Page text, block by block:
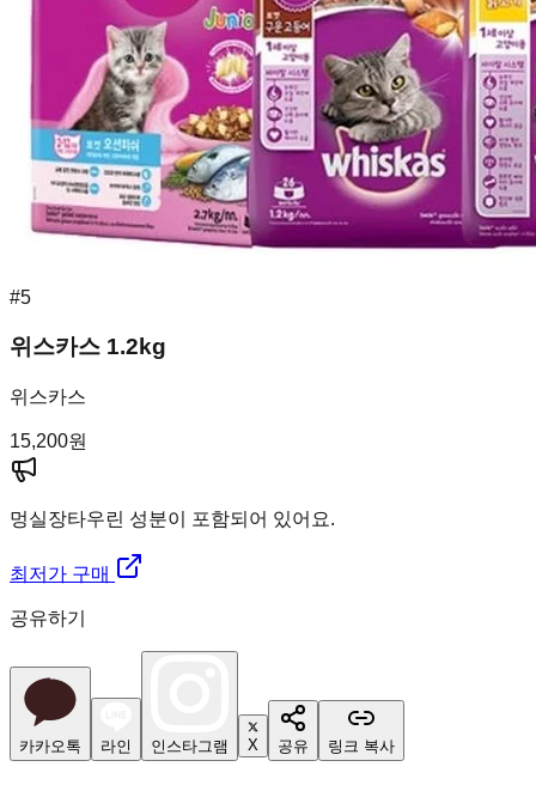
#5
위스카스 1.2kg
위스카스
15,200원
멍실장타우린 성분이 포함되어 있어요.
최저가 구매
공유하기
카카오톡 라인 인스타그램 X 공유 링크 복사